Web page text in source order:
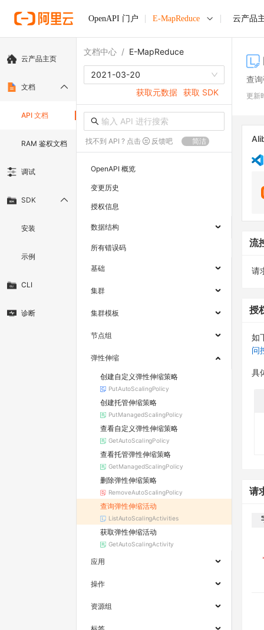
OpenAPI 门户 E-MapReduce 云产品
云产品主页
文档
API 文档
RAM 鉴权文档
调试
SDK
安装
示例
CLI
诊断
文档中心 / E-MapReduce
2021-03-20
获取元数据 获取 SDK
找不到 API ? 点击 反馈吧 简洁
OpenAPI 概览
变更历史
授权信息
数据结构
所有错误码
基础
集群
集群模板
节点组
弹性伸缩
创建自定义弹性伸缩策略
PutAutoScalingPolicy
创建托管伸缩策略
PutManagedScalingPolicy
查看自定义弹性伸缩策略
GetAutoScalingPolicy
查看托管弹性伸缩策略
GetManagedScalingPolicy
删除弹性伸缩策略
RemoveAutoScalingPolicy
查询弹性伸缩活动
ListAutoScalingActivities
获取弹性伸缩活动
GetAutoScalingActivity
应用
操作
资源组
查
更新
流
请
授
如
问
具
请